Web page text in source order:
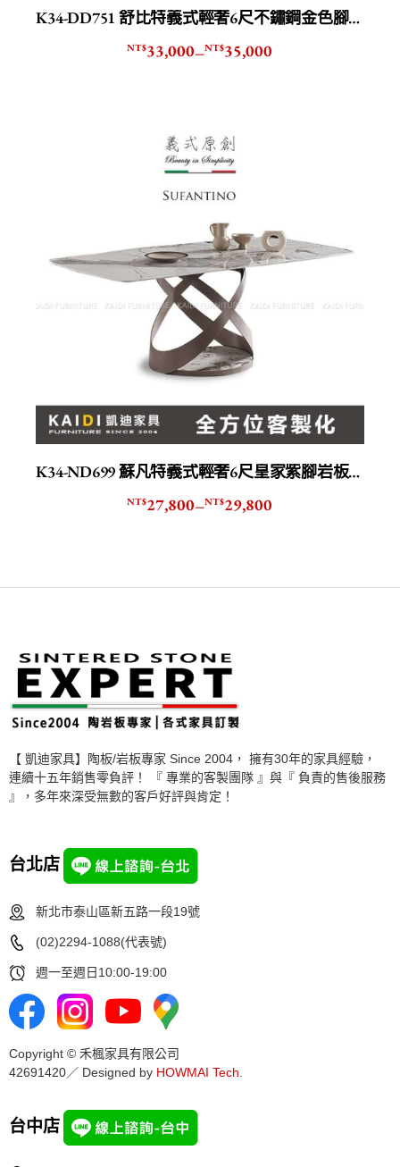
K34-DD751 舒比特義式輕奢6尺不鏽鋼金色腳岩板餐桌
NT$33,000–NT$35,000
K34-ND699 蘇凡特義式輕奢6尺皇家紫腳岩板餐桌
NT$27,800–NT$29,800
【 凱迪家具】陶板/岩板專家 Since 2004， 擁有30年的家具經驗，
連續十五年銷售零負評！ 『 專業的客製團隊 』與『 負責的售後服務
』，多年來深受無數的客戶好評與肯定！
台北店
新北市泰山區新五路一段19號
(02)2294-1088(代表號)
週一至週日10:00-19:00
Copyright © 禾楓家具有限公司
42691420／ Designed by HOWMAI Tech
台中店